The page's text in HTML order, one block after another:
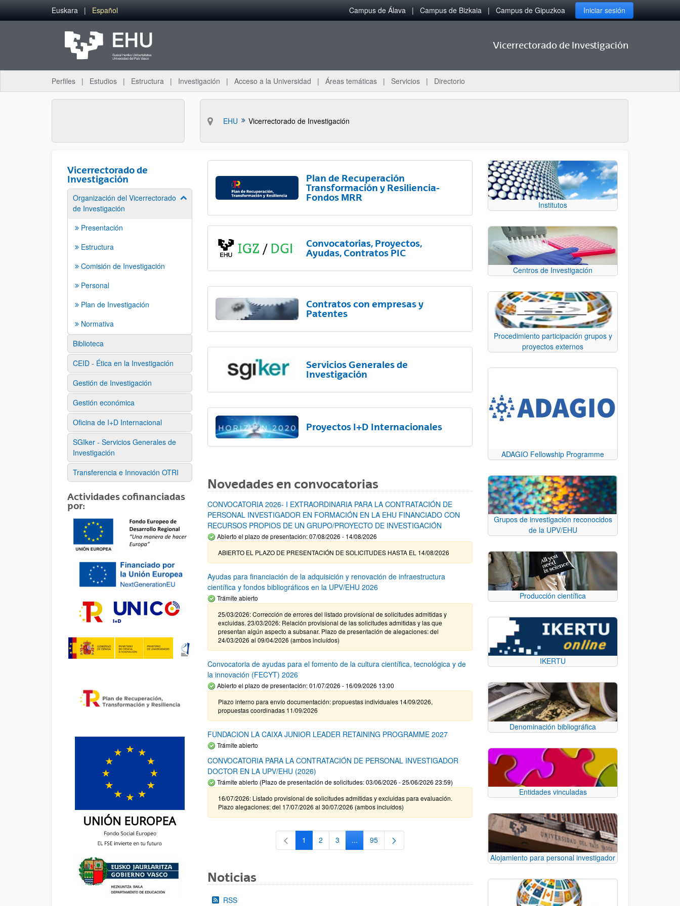
Saltar al contenido principal
Euskara Español Campus de Álava Campus de Bizkaia Campus de Gipuzkoa Iniciar sesión
Vicerrectorado de Investigación
Perfiles Estudios Estructura Investigación Acceso a la Universidad Áreas temáticas Servicios Directorio
EHU Vicerrectorado de Investigación
Vicerrectorado de
Investigación
Organización del Vicerrectorado
de Investigación
Mostrar/ocultar subpáginas
Presentación
Estructura
Comisión de Investigación
Personal
Plan de Investigación
Normativa
Biblioteca
CEID - Ética en la Investigación
Gestión de Investigación
Gestión económica
Oficina de I+D Internacional
SGIker - Servicios Generales de
Investigación
Transferencia e Innovación OTRI
Actividades cofinanciadas
por:
Plan de Recuperación
Transformación y Resiliencia-
Fondos MRR
Convocatorias, Proyectos,
Ayudas, Contratos PIC
Contratos con empresas y
Patentes
Servicios Generales de
Investigación
Proyectos I+D Internacionales
Novedades en convocatorias
CONVOCATORIA 2026- I EXTRAORDINARIA PARA LA CONTRATACIÓN DE
PERSONAL INVESTIGADOR EN FORMACIÓN EN LA EHU FINANCIADO CON
RECURSOS PROPIOS DE UN GRUPO/PROYECTO DE INVESTIGACIÓN
Abierto el plazo de presentación: 07/08/2026 - 14/08/2026
ABIERTO EL PLAZO DE PRESENTACIÓN DE SOLICITUDES HASTA EL 14/08/2026
Ayudas para financiación de la adquisición y renovación de infraestructura
científica y fondos bibliográficos en la UPV/EHU 2026
Trámite abierto
25/03/2026: Corrección de errores del listado provisional de solicitudes admitidas y
excluidas. 23/03/2026: Relación provisional de las solicitudes admitidas y las que
presentan algún aspecto a subsanar. Plazo de presentación de alegaciones: del
24/03/2026 al 09/04/2026 (ambos incluídos)
Convocatoria de ayudas para el fomento de la cultura científica, tecnológica y de
la innovación (FECYT) 2026
Abierto el plazo de presentación: 01/07/2026 - 16/09/2026 13:00
Plazo interno para envío documentación: propuestas individuales 14/09/2026,
propuestas coordinadas 11/09/2026
FUNDACION LA CAIXA JUNIOR LEADER RETAINING PROGRAMME 2027
Trámite abierto
CONVOCATORIA PARA LA CONTRATACIÓN DE PERSONAL INVESTIGADOR
DOCTOR EN LA UPV/EHU (2026)
Trámite abierto (Plazo de presentación de solicitudes: 03/06/2026 - 25/06/2026 23:59)
16/07/2026: Listado provisional de solicitudes admitidas y excluidas para evaluación.
Plazo alegaciones: del 17/07/2026 al 30/07/2026 (ambos incluídos)
Página
1 Página
2 Página
3 ...Páginas intermedias Use TAB para desplazarse.
Página
95
Noticias
RSS
Institutos
Centros de Investigación
Procedimiento participación grupos y
proyectos externos
ADAGIO Fellowship Programme
Grupos de investigación reconocidos
de la UPV/EHU
Producción científica
IKERTU
Denominación bibliográfica
Entidades vinculadas
Alojamiento para personal investigador